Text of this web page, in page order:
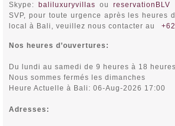
Skype:
baliluxuryvillas ou
reservationBLV
SVP, pour toute urgence après les heures
local à Bali, veuillez nous contacter au
Nos heures d’ouvertures:
Du lundi au samedi de 9 heures à 18 heures
Nous sommes fermés les dimanches
Heure Actuelle à Bali: 06-Aug-2026 17:00
Adresses: